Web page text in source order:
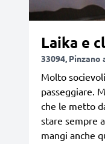
Laika e
33094, Pinzano
Molto
passeggiare.
che le metto
stare sempre
mangi anche